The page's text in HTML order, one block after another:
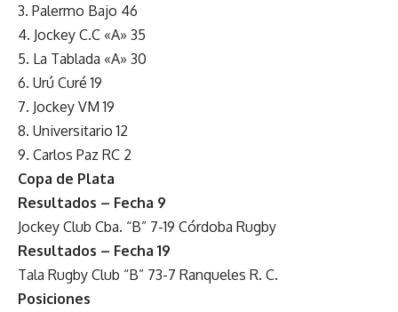
3. Palermo Bajo 46
4. Jockey C.C «A» 35
5. La Tablada «A» 30
6. Urú Curé 19
7. Jockey VM 19
8. Universitario 12
9. Carlos Paz RC 2
Copa de Plata
Resultados – Fecha 9
Jockey Club Cba. “B” 7-19 Córdoba Rugby
Resultados – Fecha 19
Tala Rugby Club “B” 73-7 Ranqueles R. C.
Posiciones